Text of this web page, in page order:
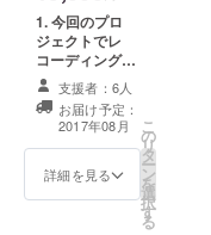
SAPPORO
CITY JAZZ
PARK JAZZ
LIVE
CONTEST
2015でグラ
ンプリを獲
得。名実と
場合もございま
すので予めご了
承のほど、よろ
しくお願い致し
ます。
1. 今回のプロ
ジェクトでレ
コーディングし
たNew Album
CD 2. メンバー3
人からのサン
キューレター 3.
【限定秘蔵音
源】NYで演奏し
支援者：6人
お届け予定：
2017年08月
詳細を見る
こ
の
リ
タ
ー
ン
を
選
択
す
る